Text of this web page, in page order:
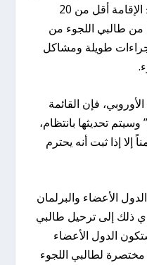
من مثل هذه الدولة على تصريح الإقامة أقل من 20
من طالبي اللجوء من
طويلة ومشاكل
فإن القائمة
تحديثها بانتظام،
إلا إذا ثبت أنه يحترم
الأعضاء والبرلمان
ذلك إلى ترحيل طالبي
الدول الأعضاء
لطالبي اللجوء